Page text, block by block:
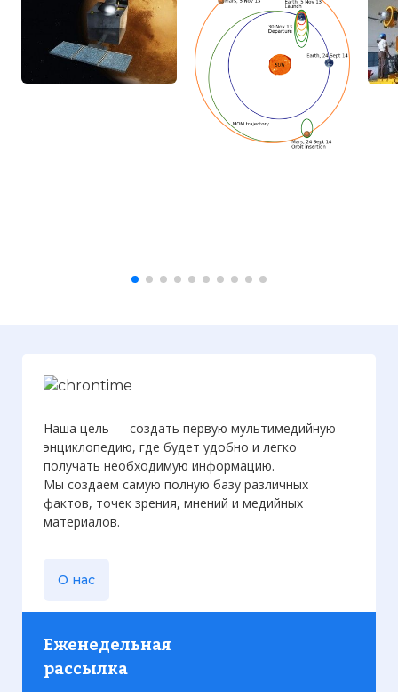
Вернуться в статью:
Наша цель — создать первую мультимедийную
энциклопедию, где будет удобно и легко
получать необходимую информацию.
Мы создаем самую полную базу различных
фактов, точек зрения, мнений и медийных
материалов.
О нас
Еженедельная
рассылка